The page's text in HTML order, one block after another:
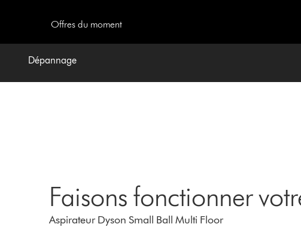
Offres du moment
Dépannage
Faisons fonctionner
Aspirateur Dyson Small Ball Multi Floor